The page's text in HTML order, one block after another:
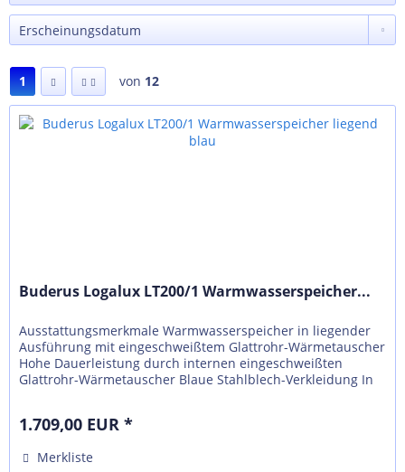
1 von 12
Buderus Logalux LT200/1 Warmwasserspeicher...
Ausstattungsmerkmale Warmwasserspeicher in liegender
Ausführung mit eingeschweißtem Glattrohr-Wärmetauscher
Hohe Dauerleistung durch internen eingeschweißten
Glattrohr-Wärmetauscher Blaue Stahlblech-Verkleidung In
1.709,00 EUR *
Merkliste